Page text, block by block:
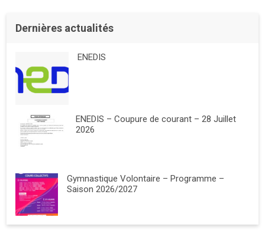
Dernières actualités
ENEDIS
ENEDIS – Coupure de courant – 28 Juillet
2026
Gymnastique Volontaire – Programme –
Saison 2026/2027